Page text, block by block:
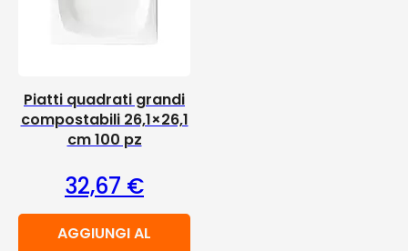
Piatti quadrati grandi
compostabili 26,1×26,1
cm 100 pz
32,67 €
AGGIUNGI AL